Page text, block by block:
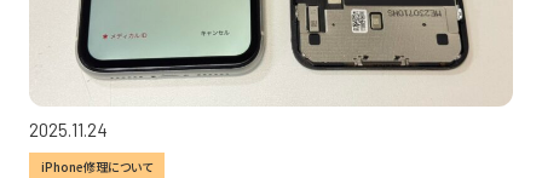
2025.11.24
iPhone修理について